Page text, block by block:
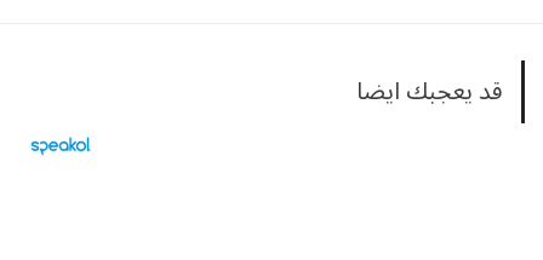
قد يعجبك ايضا